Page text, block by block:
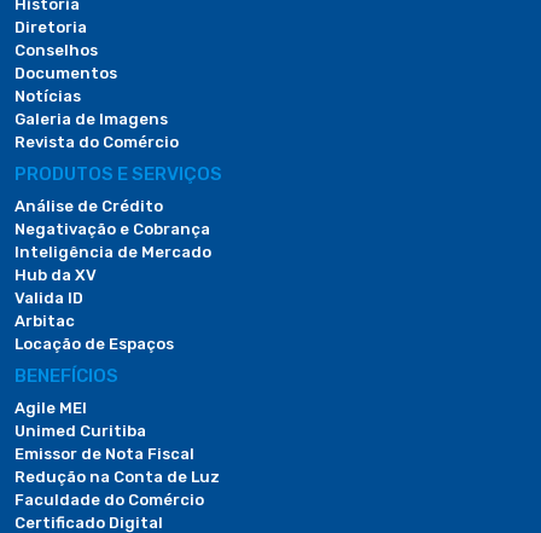
História
Diretoria
Conselhos
Documentos
Notícias
Galeria de Imagens
Revista do Comércio
PRODUTOS E SERVIÇOS
Análise de Crédito
Negativação e Cobrança
Inteligência de Mercado
Hub da XV
Valida ID
Arbitac
Locação de Espaços
BENEFÍCIOS
Agile MEI
Unimed Curitiba
Emissor de Nota Fiscal
Redução na Conta de Luz
Faculdade do Comércio
Certificado Digital